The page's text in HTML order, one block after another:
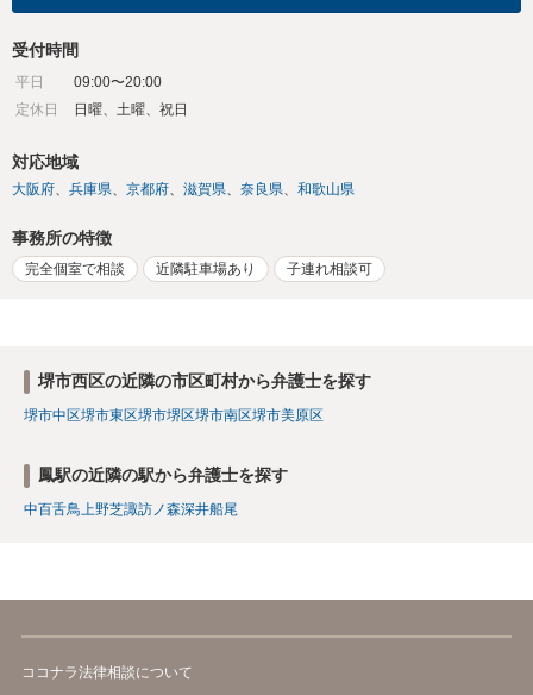
受付時間
平日
09:00〜20:00
定休日
日曜、土曜、祝日
対応地域
大阪府 兵庫県 京都府 滋賀県 奈良県 和歌山県
事務所の特徴
完全個室で相談 近隣駐車場あり 子連れ相談可
堺市西区の近隣の市区町村から弁護士を探す
堺市中区堺市東区堺市堺区堺市南区堺市美原区
鳳駅の近隣の駅から弁護士を探す
中百舌鳥 上野芝諏訪ノ森深井船尾
ココナラ法律相談について